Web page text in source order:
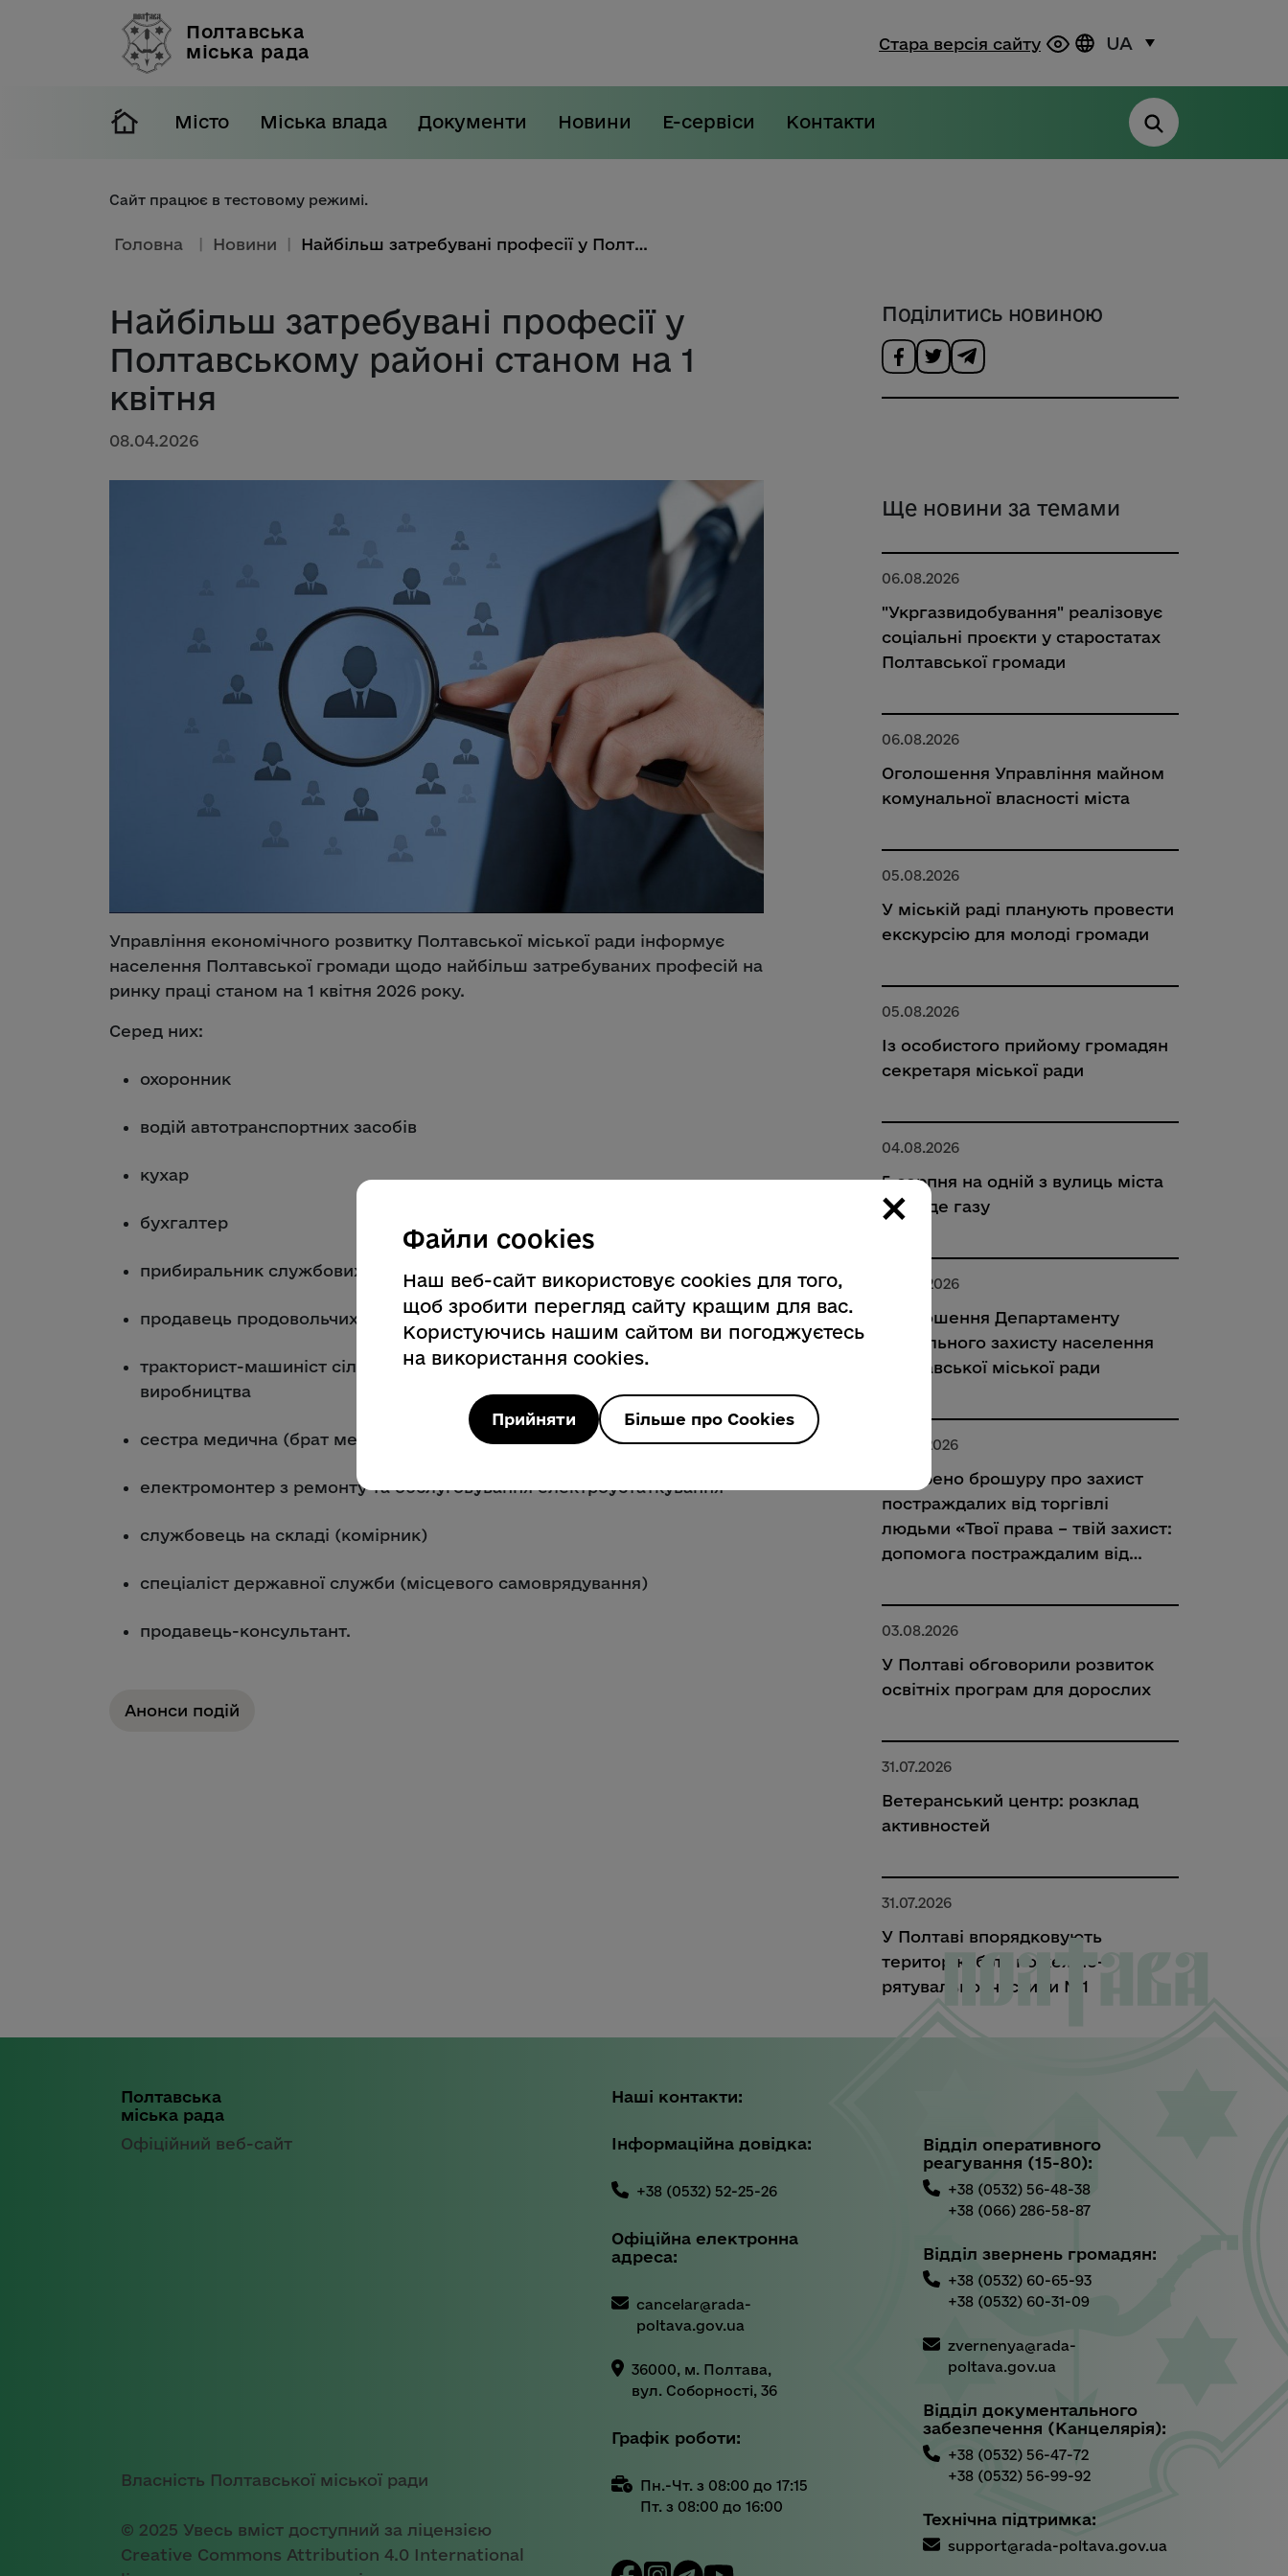
Полтавська
міська рада
Стара версія сайту UA
Місто Міська влада Документи Новини Е-сервіси Контакти
Сайт працює в тестовому режимі.
Головна Новини Найбільш затребувані професії у Полтавському районі станом на 1 квітня
Найбільш затребувані професії у
Полтавському районі станом на 1
квітня
08.04.2026
Управління економічного розвитку Полтавської міської ради інформує
населення Полтавської громади щодо найбільш затребуваних професій на
ринку праці станом на 1 квітня 2026 року.
Серед них:
охоронник
водій автотранспортних засобів
кухар
бухгалтер
прибиральник службових приміщень
продавець продовольчих товарів
тракторист-машиніст сільськогосподарського (лісогосподарського)
виробництва
сестра медична (брат медичний)
електромонтер з ремонту та обслуговування електроустаткування
службовець на складі (комірник)
спеціаліст державної служби (місцевого самоврядування)
продавець-консультант.
Анонси подій
Поділитись новиною
Ще новини за темами
06.08.2026
"Укргазвидобування" реалізовує
соціальні проєкти у старостатах
Полтавської громади
06.08.2026
Оголошення Управління майном
комунальної власності міста
05.08.2026
У міській раді планують провести
екскурсію для молоді громади
05.08.2026
Із особистого прийому громадян
секретаря міської ради
04.08.2026
5 серпня на одній з вулиць міста
не буде газу
04.08.2026
Оголошення Департаменту
соціального захисту населення
Полтавської міської ради
03.08.2026
Створено брошуру про захист
постраждалих від торгівлі
людьми «Твої права – твій захист:
допомога постраждалим від
03.08.2026
У Полтаві обговорили розвиток
освітніх програм для дорослих
31.07.2026
Ветеранський центр: розклад
активностей
31.07.2026
У Полтаві впорядковують
територію біля пожежно-
рятувальної частини №1
Полтавська
міська рада
Офіційний веб-сайт
Власність Полтавської міської ради
© 2025 Увесь вміст доступний за ліцензією
Creative Commons Attribution 4.0 International
Наші контакти:
Інформаційна довідка:
+38 (0532) 52-25-26
Офіційна електронна
адреса:
cancelar@rada-
poltava.gov.ua
36000, м. Полтава,
вул. Соборності, 36
Графік роботи:
Пн.-Чт. з 08:00 до 17:15
Пт. з 08:00 до 16:00
Відділ оперативного
реагування (15-80):
+38 (0532) 56-48-38
+38 (066) 286-58-87
Відділ звернень громадян:
+38 (0532) 60-65-93
+38 (0532) 60-31-09
zvernenya@rada-
poltava.gov.ua
Відділ документального
забезпечення (Канцелярія):
+38 (0532) 56-47-72
+38 (0532) 56-99-92
Технічна підтримка:
support@rada-poltava.gov.ua
×
Файли cookies
Наш веб-сайт використовує cookies для того,
щоб зробити перегляд сайту кращим для вас.
Користуючись нашим сайтом ви погоджуєтесь
на використання cookies.
Прийняти Більше про Cookies